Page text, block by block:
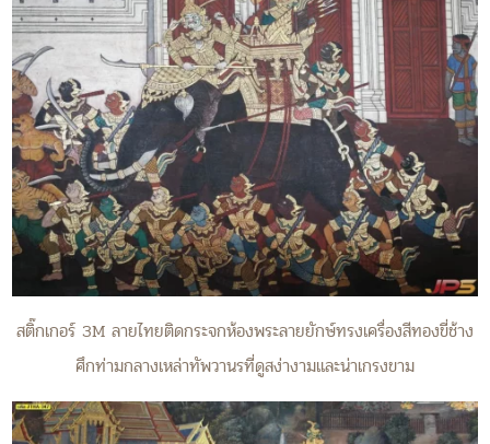
สติ๊กเกอร์ 3M ลายไทยติดกระจกห้องพระลายยักษ์ทรงเครื่องสีทองขี่ช้าง
ศึกท่ามกลางเหล่าทัพวานรที่ดูสง่างามและน่าเกรงขาม